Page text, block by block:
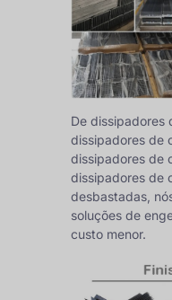
De dissipadores
dissipadores de
dissipadores de
dissipadores de
desbastadas,
soluções de
custo menor.